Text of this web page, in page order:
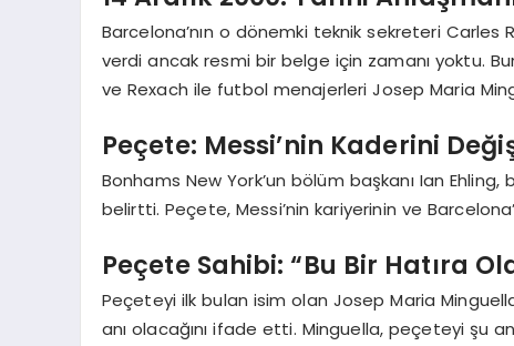
Barcelona’nın o dönemki teknik sekreteri Carles
verdi ancak resmi bir belge için zamanı yoktu.
ve Rexach ile futbol menajerleri Josep Maria
Peçete: Messi’nin Kaderini
Bonhams New York’un bölüm başkanı Ian
belirtti. Peçete, Messi’nin kariyerinin ve
Peçete Sahibi: “Bu Bir Hatıra
Peçeteyi ilk bulan isim olan Josep Maria
anı olacağını ifade etti. Minguella, peçeteyi şu an